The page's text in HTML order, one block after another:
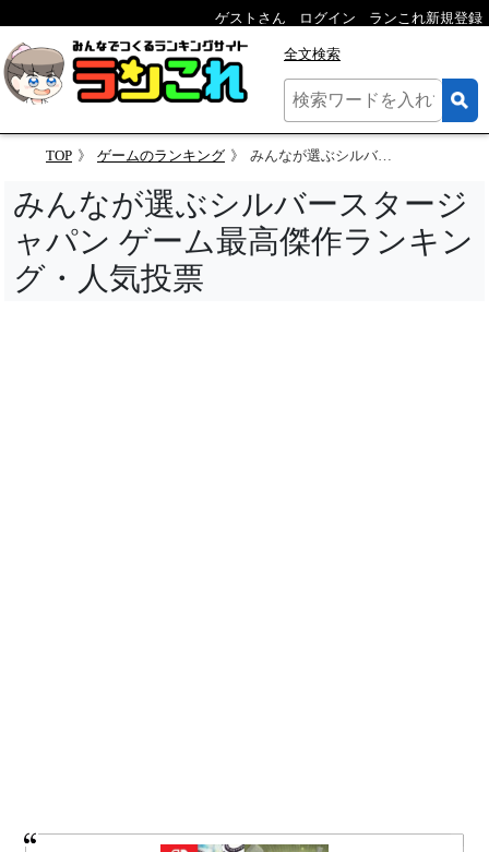
ゲストさん ログイン ランこれ新規登録
全文検索
TOP ゲームのランキング みんなが選ぶシルバースタージャパン ゲーム最高傑作ランキング・人気投票
みんなが選ぶシルバースタージ
ャパン ゲーム最高傑作ランキン
グ・人気投票